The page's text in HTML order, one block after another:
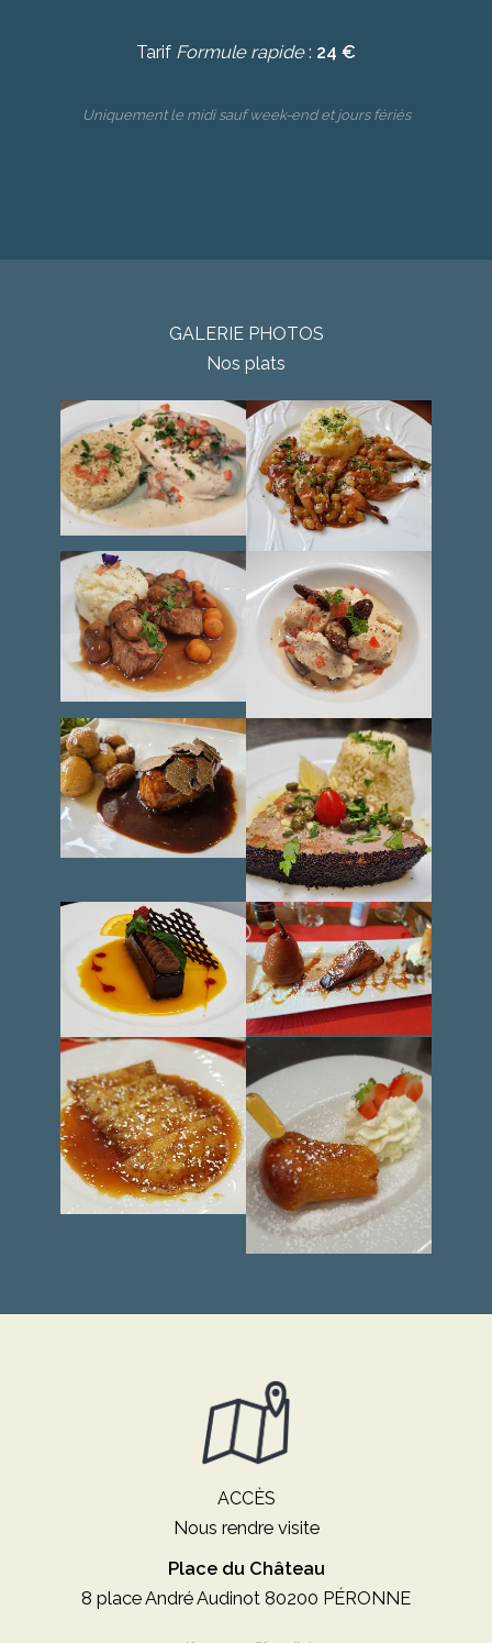
Tarif Formule rapide: 24 €
Uniquement le midi sauf week-end et jours fériés
GALERIE PHOTOS
Nos plats
ACCÈS
Nous rendre visite
Place du Château
8 place André Audinot 80200 PÉRONNE